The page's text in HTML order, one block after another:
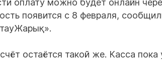
оплату можно будет онлайн
появится с 8 февраля,
остаётся такой же. Касса